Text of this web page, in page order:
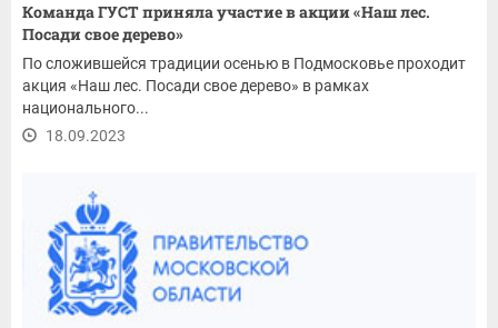
Команда ГУСТ приняла участие в акции «Наш лес.
Посади свое дерево»
По сложившейся традиции осенью в Подмосковье проходит
акция «Наш лес. Посади свое дерево» в рамках
национального...
18.09.2023